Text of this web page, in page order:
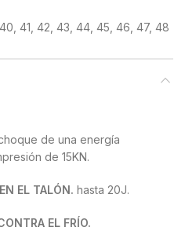
41, 42, 43, 44, 45, 46, 47, 48
de una energía
de 15KN.
EL TALÓN. hasta 20J.
EL FRÍO.